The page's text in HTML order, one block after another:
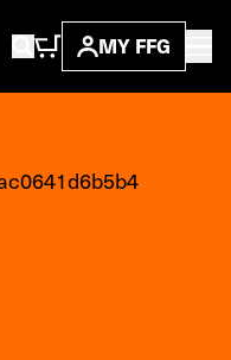
MY FFG